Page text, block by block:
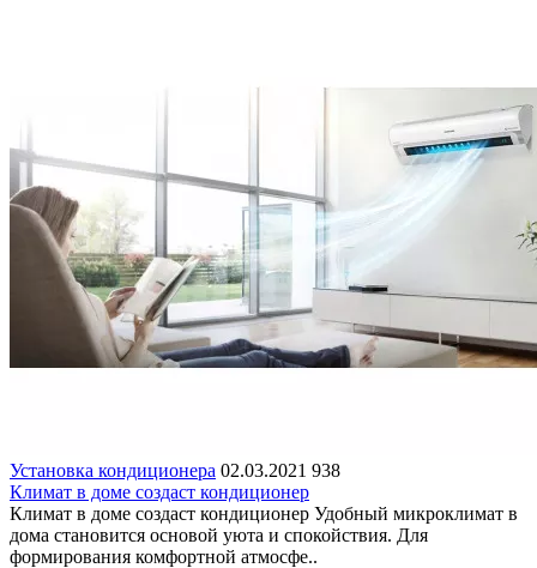
Установка кондиционера 02.03.2021 938
Климат в доме создаст кондиционер
Климат в доме создаст кондиционер Удобный микроклимат в
дома становится основой уюта и спокойствия. Для
формирования комфортной атмосфе..